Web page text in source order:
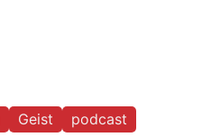
Geist podcast